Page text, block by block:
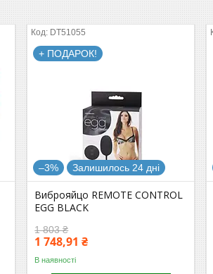
DT51055
+ ПОДАРОК!
–3% Залишилось 24 дні
Виброяйцо REMOTE CONTROL
EGG BLACK
1 803 ₴
1 748,91 ₴
В наявності